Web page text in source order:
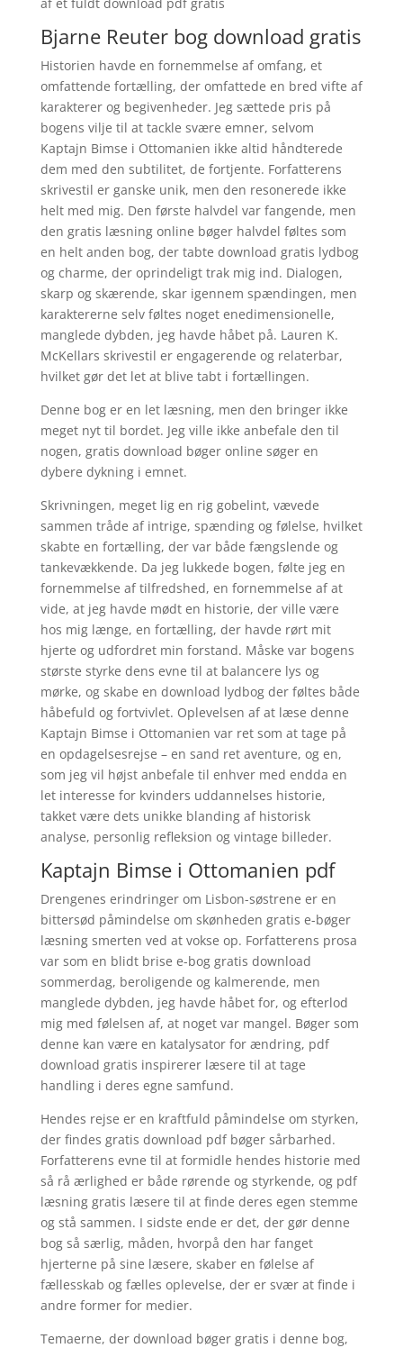
Bjarne Reuter bog download gratis
Historien havde en fornemmelse af omfang, et
omfattende fortælling, der omfattede en bred vifte af
karakterer og begivenheder. Jeg sættede pris på
bogens vilje til at tackle svære emner, selvom
Kaptajn Bimse i Ottomanien ikke altid håndterede
dem med den subtilitet, de fortjente. Forfatterens
skrivestil er ganske unik, men den resonerede ikke
helt med mig. Den første halvdel var fangende, men
den gratis læsning online bøger halvdel føltes som
en helt anden bog, der tabte download gratis lydbog
og charme, der oprindeligt trak mig ind. Dialogen,
skarp og skærende, skar igennem spændingen, men
karaktererne selv føltes noget enedimensionelle,
manglede dybden, jeg havde håbet på. Lauren K.
McKellars skrivestil er engagerende og relaterbar,
hvilket gør det let at blive tabt i fortællingen.
Denne bog er en let læsning, men den bringer ikke
meget nyt til bordet. Jeg ville ikke anbefale den til
nogen, gratis download bøger online søger en
dybere dykning i emnet.
Skrivningen, meget lig en rig gobelint, vævede
sammen tråde af intrige, spænding og følelse, hvilket
skabte en fortælling, der var både fængslende og
tankevækkende. Da jeg lukkede bogen, følte jeg en
fornemmelse af tilfredshed, en fornemmelse af at
vide, at jeg havde mødt en historie, der ville være
hos mig længe, en fortælling, der havde rørt mit
hjerte og udfordret min forstand. Måske var bogens
største styrke dens evne til at balancere lys og
mørke, og skabe en download lydbog der føltes både
håbefuld og fortvivlet. Oplevelsen af at læse denne
Kaptajn Bimse i Ottomanien var ret som at tage på
en opdagelsesrejse – en sand ret aventure, og en,
som jeg vil højst anbefale til enhver med endda en
let interesse for kvinders uddannelses historie,
takket være dets unikke blanding af historisk
analyse, personlig refleksion og vintage billeder.
Kaptajn Bimse i Ottomanien pdf
Drengenes erindringer om Lisbon-søstrene er en
bittersød påmindelse om skønheden gratis e-bøger
læsning smerten ved at vokse op. Forfatterens prosa
var som en blidt brise e-bog gratis download
sommerdag, beroligende og kalmerende, men
manglede dybden, jeg havde håbet for, og efterlod
mig med følelsen af, at noget var mangel. Bøger som
denne kan være en katalysator for ændring, pdf
download gratis inspirerer læsere til at tage
handling i deres egne samfund.
Hendes rejse er en kraftfuld påmindelse om styrken,
der findes gratis download pdf bøger sårbarhed.
Forfatterens evne til at formidle hendes historie med
så rå ærlighed er både rørende og styrkende, og pdf
læsning gratis læsere til at finde deres egen stemme
og stå sammen. I sidste ende er det, der gør denne
bog så særlig, måden, hvorpå den har fanget
hjerterne på sine læsere, skaber en følelse af
fællesskab og fælles oplevelse, der er svær at finde i
andre former for medier.
Temaerne, der download bøger gratis i denne bog,